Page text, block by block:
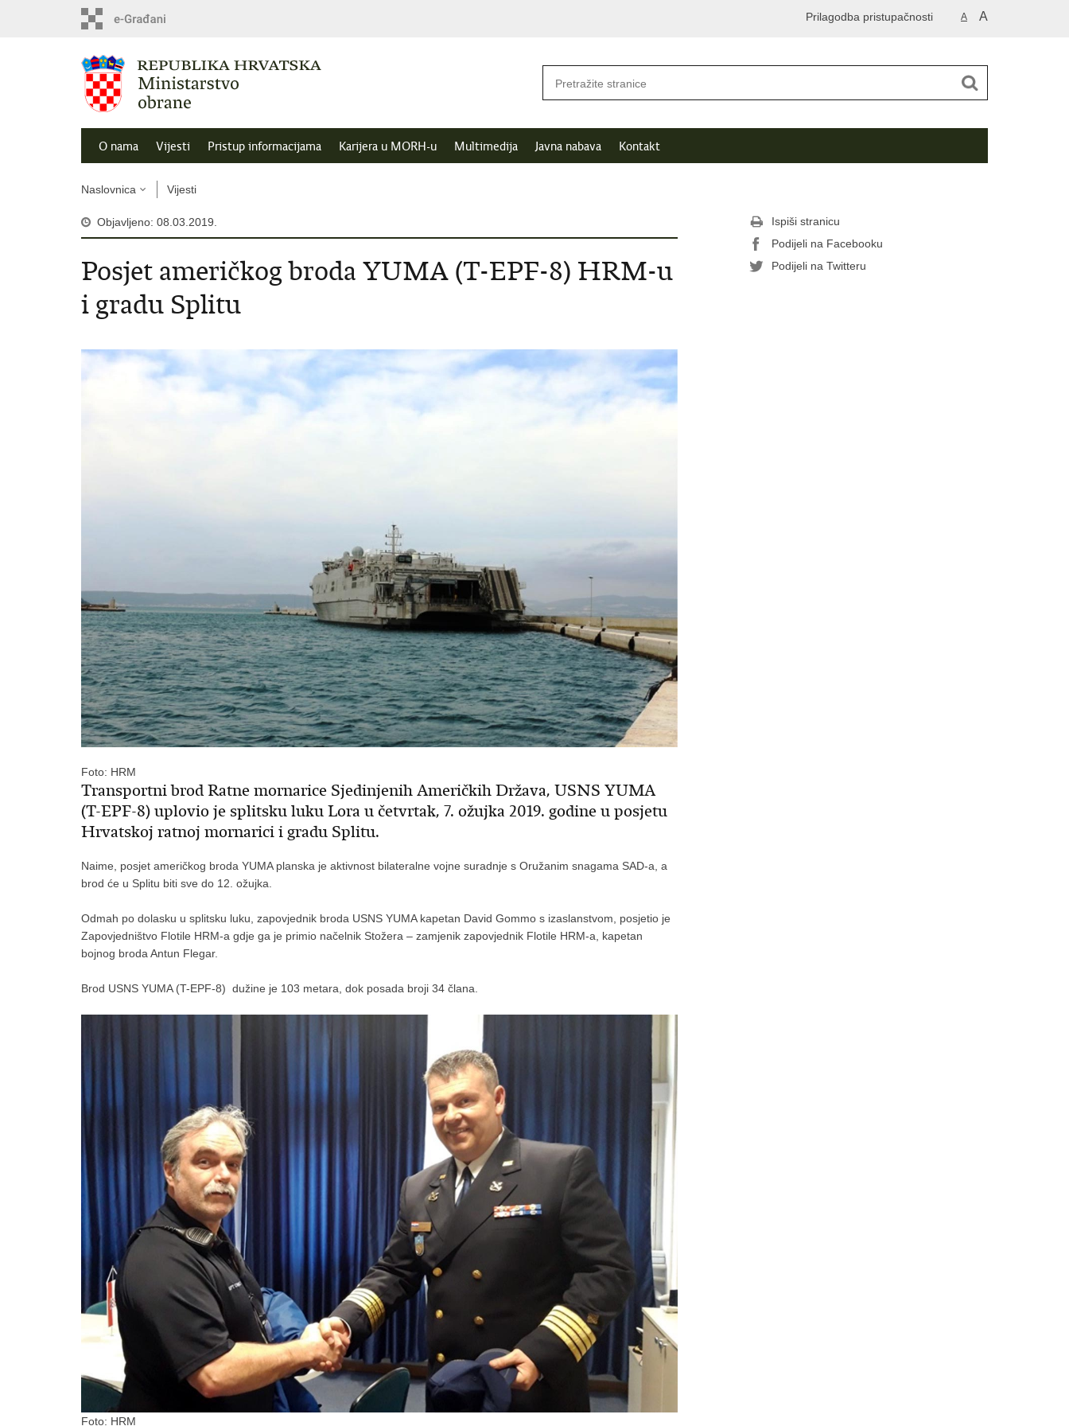
A A
Prilagodba pristupačnosti
O nama Vijesti Pristup informacijama Karijera u MORH-u Multimedija Javna nabava Kontakt
Naslovnica Vijesti
Objavljeno: 08.03.2019.
Posjet američkog broda YUMA (T-EPF-8) HRM-u
i gradu Splitu
Foto: HRM
Transportni brod Ratne mornarice Sjedinjenih Američkih Država, USNS YUMA
(T-EPF-8) uplovio je splitsku luku Lora u četvrtak, 7. ožujka 2019. godine u posjetu
Hrvatskoj ratnoj mornarici i gradu Splitu.
Naime, posjet američkog broda YUMA planska je aktivnost bilateralne vojne suradnje s Oružanim snagama SAD-a, a
brod će u Splitu biti sve do 12. ožujka.
Odmah po dolasku u splitsku luku, zapovjednik broda USNS YUMA kapetan David Gommo s izaslanstvom, posjetio je
Zapovjedništvo Flotile HRM-a gdje ga je primio načelnik Stožera – zamjenik zapovjednik Flotile HRM-a, kapetan
bojnog broda Antun Flegar.
Brod USNS YUMA (T-EPF-8) dužine je 103 metara, dok posada broji 34 člana.
Foto: HRM
Ispiši stranicu
Podijeli na Facebooku
Podijeli na Twitteru